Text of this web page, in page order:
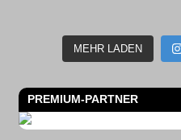
MEHR LADEN
PREMIUM-PARTNER